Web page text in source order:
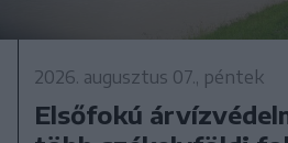
2026. augusztus 07., péntek
Elsőfokú